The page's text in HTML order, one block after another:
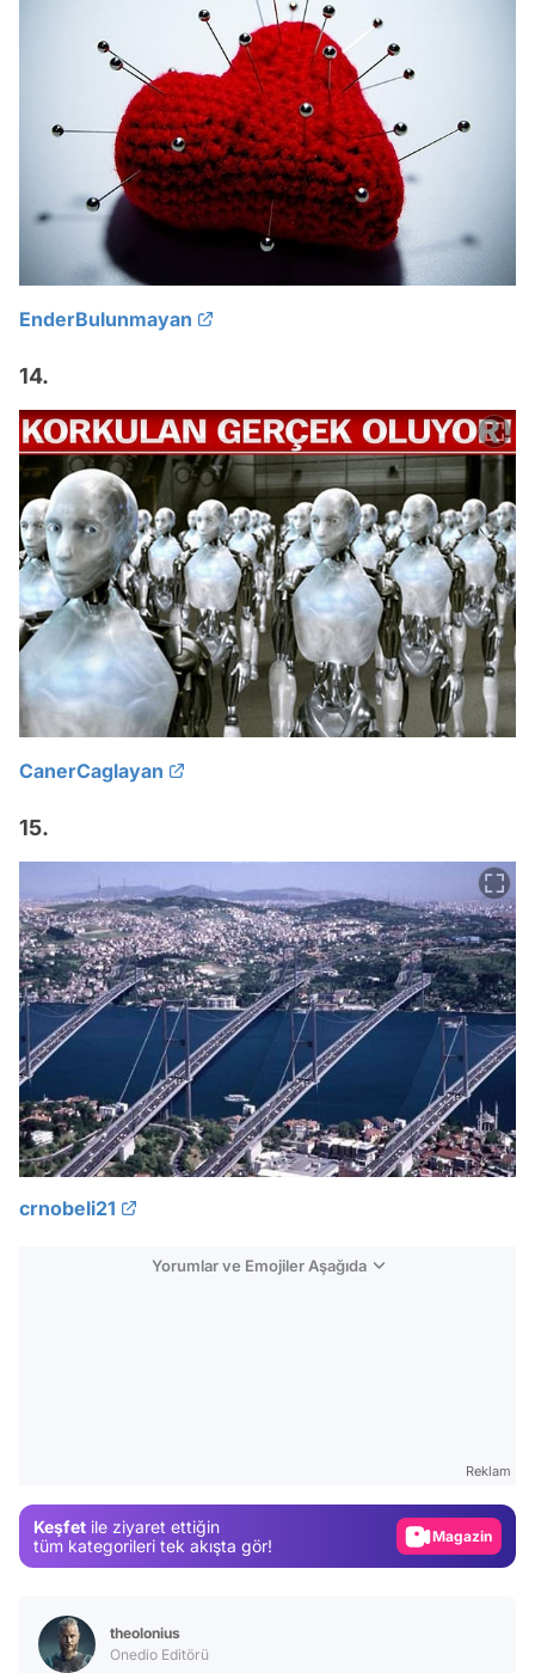
EnderBulunmayan
14.
CanerCaglayan
15.
crnobeli21
Yorumlar ve Emojiler Aşağıda
Reklam
Keşfet ile ziyaret ettiğin
tüm kategorileri tek akışta gör!
Video
theolonius
Onedio Editörü